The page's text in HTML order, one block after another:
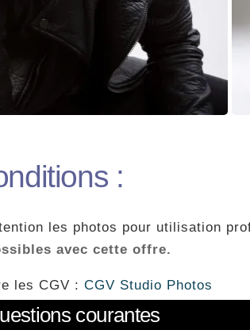
:
les photos pour utilisation
avec cette offre.
les CGV :CGV Studio Photos
courantes